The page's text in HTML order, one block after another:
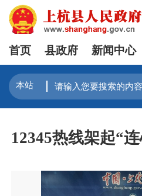
首页 县政府 新闻中心
12345热线架起“